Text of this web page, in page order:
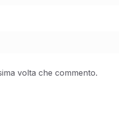
volta che commento.